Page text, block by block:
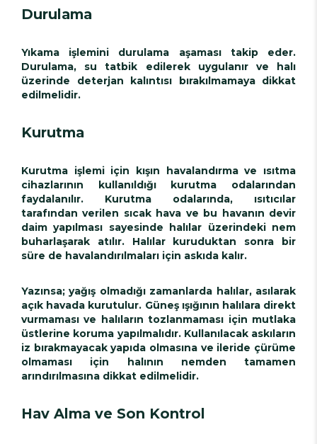
Durulama
Yıkama işlemini durulama aşaması takip eder.
Durulama, su tatbik edilerek uygulanır ve halı
üzerinde deterjan kalıntısı bırakılmamaya dikkat
edilmelidir.
Kurutma
Kurutma işlemi için kışın havalandırma ve ısıtma
cihazlarının kullanıldığı kurutma odalarından
faydalanılır. Kurutma odalarında, ısıtıcılar
tarafından verilen sıcak hava ve bu havanın devir
daim yapılması sayesinde halılar üzerindeki nem
buharlaşarak atılır. Halılar kuruduktan sonra bir
süre de havalandırılmaları için askıda kalır.
Yazınsa; yağış olmadığı zamanlarda halılar, asılarak
açık havada kurutulur. Güneş ışığının halılara direkt
vurmaması ve halıların tozlanmaması için mutlaka
üstlerine koruma yapılmalıdır. Kullanılacak askıların
iz bırakmayacak yapıda olmasına ve ileride çürüme
olmaması için halının nemden tamamen
arındırılmasına dikkat edilmelidir.
Hav Alma ve Son Kontrol